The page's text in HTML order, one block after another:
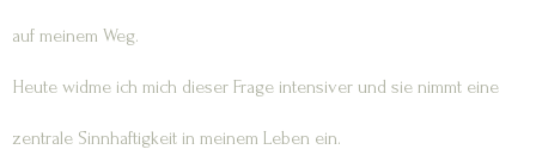
auf meinem Weg.
Heute widme ich mich dieser Frage intensiver und sie nimmt eine
zentrale Sinnhaftigkeit in meinem Leben ein.